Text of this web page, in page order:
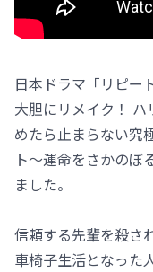
日本ドラマ「リピー
大胆にリメイク！
めたら止まらない究
ト～運命をさかのぼ
ました。
信頼する先輩を殺さ
車椅子生活となった